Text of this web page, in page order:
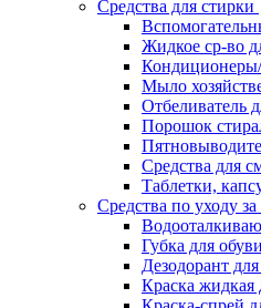
Средства для стирки
Жидкое ср-во
Кондиционеры/
Мыло
Отбеливатель
Порошок
Средства для
Таблетки,
Средства по уходу
Губка для обуви
Дезодорант
Краска жидкая